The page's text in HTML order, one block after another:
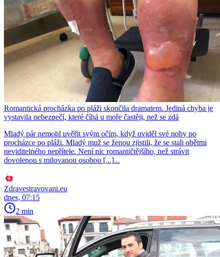
Romantická procházka po pláži skončila dramatem. Jediná chyba je
vystavila nebezpečí, které číhá u moře častěji, než se zdá
Mladý pár nemohl uvěřit svým očím, když uviděl své nohy po
procházce po pláži. Mladý muž se ženou zjistili, že se stali obětmi
neviditelného nepřítele. Není nic romantičtějšího, než strávit
dovolenou s milovanou osobou [...]...
Zdravestravovani.eu
dnes, 07:15
2 min